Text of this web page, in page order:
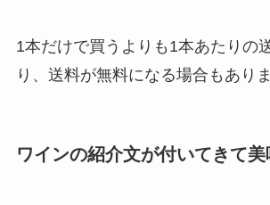
1本だけで買うよりも1本あたりの
り、送料が無料になる場合もありま
ワインの紹介文が付いてきて